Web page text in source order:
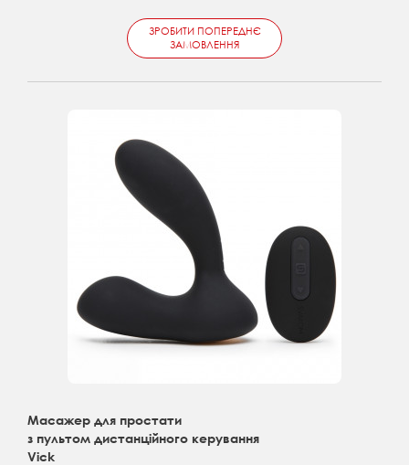
ЗРОБИТИ ПОПЕРЕДНЄ
ЗАМОВЛЕННЯ
Масажер для простати
з пультом дистанційного керування
Vick